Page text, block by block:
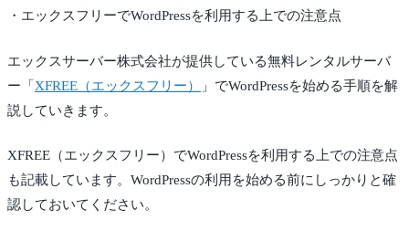
・エックスフリーでWordPressを利用する上での注意点
エックスサーバー株式会社が提供している無料レンタルサーバ
ー「 XFREE（エックスフリー）
」でWordPressを始める手順を解
説していきます。
XFREE（エックスフリー）でWordPressを利用する上での注意点
も記載しています。WordPressの利用を始める前にしっかりと確
認しておいてください。